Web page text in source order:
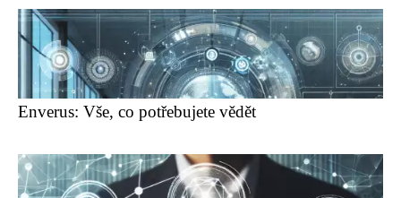
Enverus: Vše, co potřebujete vědět